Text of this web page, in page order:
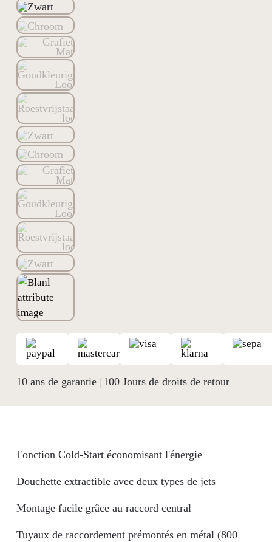
10 ans de garantie| 100 Jours de droits de retour
Fonction Cold-Start économisant l'énergie
Douchette extractible avec deux types de jets
Montage facile grâce au raccord central
Tuyaux de raccordement prémontés en métal (800